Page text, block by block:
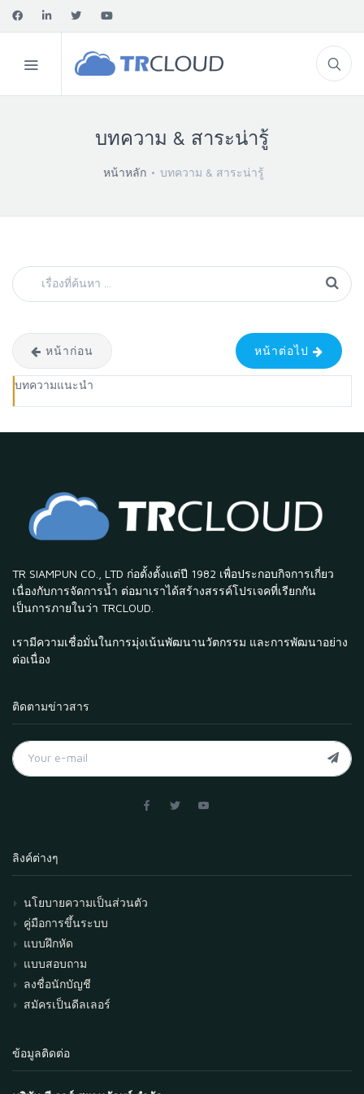
บทความ & สาระน่ารู้
หน้าหลัก บทความ & สาระน่ารู้
หน้าก่อน หน้าต่อไป
บทความแนะนำ
TR SIAMPUN CO., LTD ก่อตั้งตั้งแต่ปี 1982 เพื่อประกอบกิจการเกี่ยว
เนื่องกับการจัดการน้ำ ต่อมาเราได้สร้างสรรค์โปรเจคที่เรียกกัน
เป็นการภายในว่า TRCLOUD.
เรามีความเชื่อมั่นในการมุ่งเน้นพัฒนานวัตกรรม และการพัฒนาอย่าง
ต่อเนื่อง
ติดตามข่าวสาร
ลิงค์ต่างๆ
นโยบายความเป็นส่วนตัว
คู่มือการขึ้นระบบ
แบบฝึกหัด
แบบสอบถาม
ลงชื่อนักบัญชี
สมัครเป็นดีลเลอร์
ข้อมูลติดต่อ